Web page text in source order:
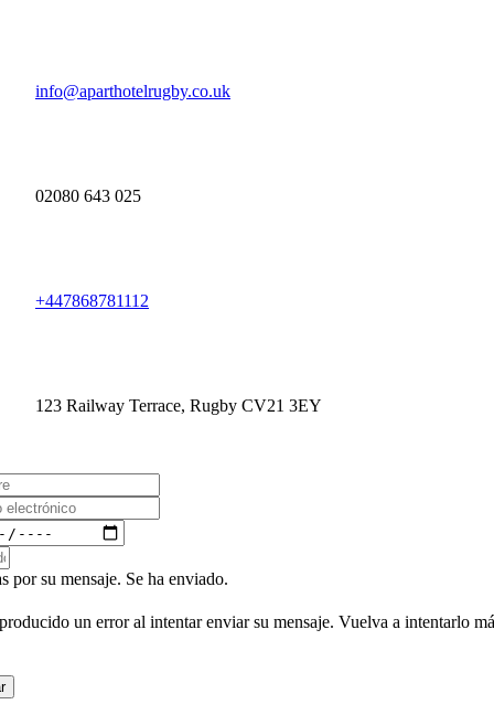
info@aparthotelrugby.co.uk
02080 643 025
+447868781112
123 Railway Terrace, Rugby CV21 3EY
por su mensaje. Se ha enviado.
un error al intentar enviar su mensaje. Vuelva a intentarlo